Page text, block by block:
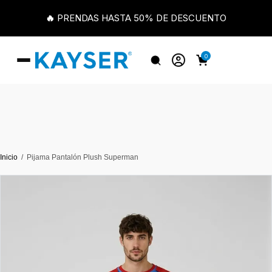
🔥 PRENDAS HASTA 50% DE DESCUENTO
0
Inicio Pijama Pantalón Plush Superman